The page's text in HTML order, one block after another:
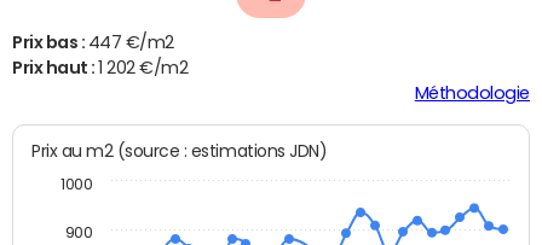
Prix bas : 447 €/m2
Prix haut :
1 202 €/m2
Méthodologie
Prix au m2 (source : estimations JDN)
900
1000